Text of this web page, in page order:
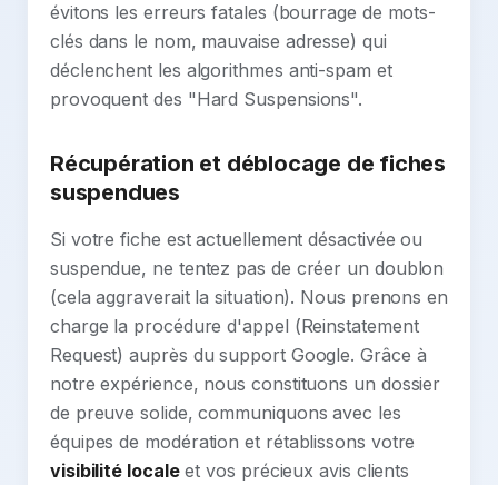
évitons les erreurs fatales (bourrage de mots-
clés dans le nom, mauvaise adresse) qui
déclenchent les algorithmes anti-spam et
provoquent des "Hard Suspensions".
Récupération et déblocage de fiches
suspendues
Si votre fiche est actuellement désactivée ou
suspendue, ne tentez pas de créer un doublon
(cela aggraverait la situation). Nous prenons en
charge la procédure d'appel (Reinstatement
Request) auprès du support Google. Grâce à
notre expérience, nous constituons un dossier
de preuve solide, communiquons avec les
équipes de modération et rétablissons votre
visibilité localeet vos précieux avis clients